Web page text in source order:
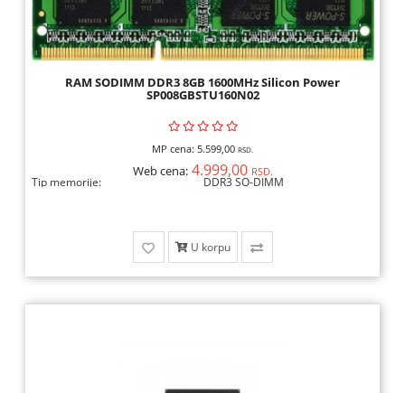
KULERI,
KABLOVI,
AUTO
VIDEO
NADZOR,
RAM SODIMM DDR3 8GB 1600MHz Silicon Power
SP008GBSTU160N02
MP cena: 5.599,00 RSD.
Web cena: 4.999,00 RSD.
Tip memorije: DDR3 SO-DIMM
U korpu